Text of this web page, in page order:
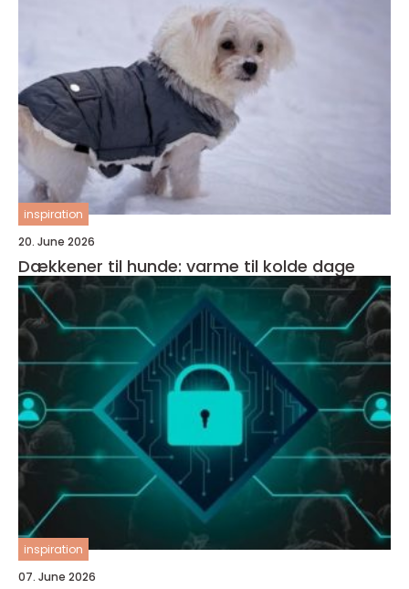
inspiration
20. June 2026
Dækkener til hunde: varme til kolde dage
inspiration
07. June 2026